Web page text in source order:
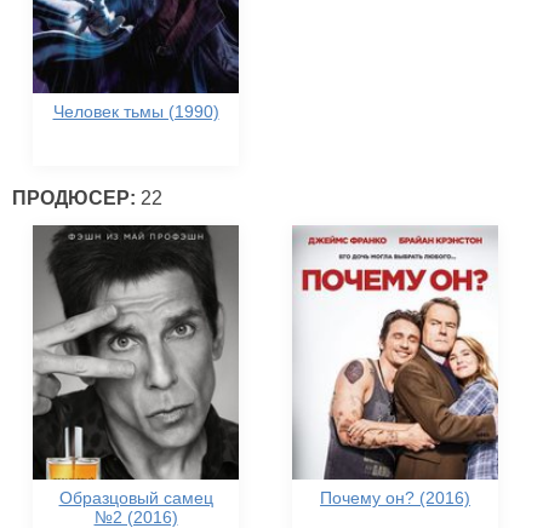
Человек тьмы (1990)
ПРОДЮСЕР: 22
Образцовый самец
№2 (2016)
Почему он? (2016)